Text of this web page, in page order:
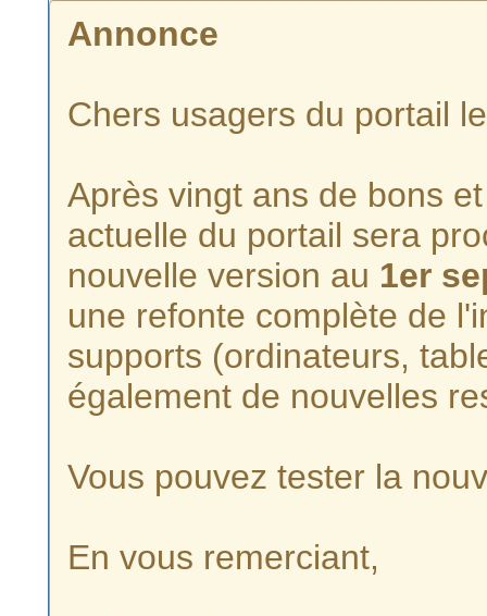
Annonce
Chers usagers du portail
Après vingt ans de bons
actuelle du portail sera
nouvelle version au 1er
une refonte complète de
supports (ordinateurs,
également de nouvelles
Vous pouvez tester la
En vous remerciant,